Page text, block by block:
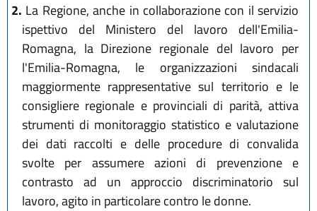
2. La Regione, anche in collaborazione con il servizio
ispettivo del Ministero del lavoro dell'Emilia-
Romagna, la Direzione regionale del lavoro per
l'Emilia-Romagna, le organizzazioni sindacali
maggiormente rappresentative sul territorio e le
consigliere regionale e provinciali di parità, attiva
strumenti di monitoraggio statistico e valutazione
dei dati raccolti e delle procedure di convalida
svolte per assumere azioni di prevenzione e
contrasto ad un approccio discriminatorio sul
lavoro, agito in particolare contro le donne.